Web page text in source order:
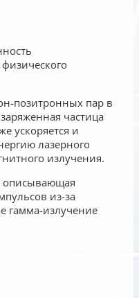
позитронных пар в
частица
ускоряется и
лазерного
излучения.
описывающая
из-за
гамма-излучение